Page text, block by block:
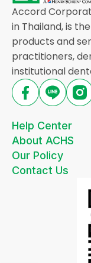
Accord
in Thailand, is
products and
practitioners,
institutional
Help Center
About ACHS
Our Policy
Contact Us